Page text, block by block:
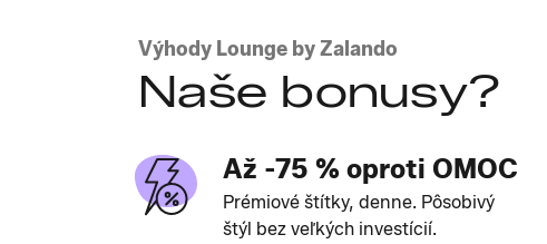
Výhody Lounge by Zalando
Naše bonusy?
Až -75 % oproti OMOC
Prémiové štítky, denne. Pôsobivý
štýl bez veľkých investícií.